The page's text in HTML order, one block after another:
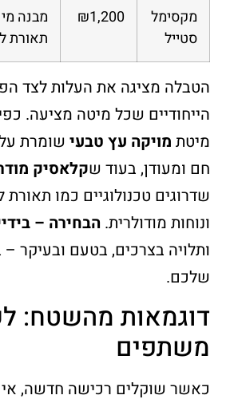
מקסימל
סטייל
₪1,200
מבנה
תאורת
הטבלה מציגה את העלות לצד
הייחודיים שכל מיטה מציעה.
מיטת מויקה עץ טבעי שומרת
חם ומעודן, בעוד שקלאסיק
שדרוגים טכנולוגיים כמו תאורת
ונוחות מודולרית. הבחירה –
ותלויה בצרכים, בטעם ובעיקר
שלכם.
דוגמאות מהשטח:
משתפים
כאשר שוקלים רכישה חדשה,